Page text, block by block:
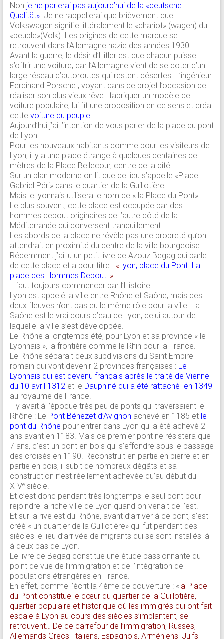
Non je ne parlerai pas aujourd’hui de la «deutsche
Qualität». Je ne rappellerai que brièvement que
Volkswagen signifie littéralement le «chariot» (wagen) du
«peuple»(Volk). Les origines de cette marque se
retrouvent dans l’Allemagne nazie des années 1930 .
Avant la guerre, le désir d’Hitler est que chacun puisse
s’offrir une voiture, car l’Allemagne vient de se doter d’un
large réseau d’autoroutes qui restent désertes. L’ingénieur
Ferdinand Porsche , voyant dans ce projet l’occasion de
réaliser son plus vieux rêve : fabriquer un modèle de
voiture populaire, lui fit une proposition en ce sens et créa
cette voiture du peuple.
Aujourd’hui j’ai l’intention de vous parler de la place du pont
de Lyon.
Pour les nouveaux habitants comme pour les visiteurs de
Lyon, il y a une place étrange à quelques centaines de
mètres de la Place Bellecour, centre de la cité.
Sur un plan moderne on lit que ce lieu s’appelle «Place
Gabriel Péri» dans le quartier de la Guillotière.
Mais le lyonnais utilisera le nom de « la Place du Pont».
Le plus souvent, cette place est occupée par des
hommes debout originaires de l’autre côté de la
Méditerranée qui conversent tranquillement.
Les abords de la place ne révèle pas une propreté qu’on
attendrait en proximité du centre de la ville bourgeoise.
Récemment j’ai lu un petit livre de Azouz Begag qui parle
de cette place et a pour titre
«Lyon, place du Pont. La
place des Hommes Debout !»
Il faut toujours commencer par l’Histoire.
Lyon est appelé la ville entre Rhône et Saône, mais ces
deux fleuves n’ont pas eu le même rôle pour la ville. La
Saône est le vrai cours d’eau de Lyon, celui autour de
laquelle la ville s’est développée.
Le Rhône a longtemps été, pour Lyon et sa province « le
Lyonnais », la frontière comme le Rhin pour la France.
Le Rhône séparait deux subdivisions du Saint Empire
romain qui vont devenir 2 provinces françaises : Le
Lyonnais qui est devenu français après le traité de Vienne
du 10 avril 1312 et le Dauphiné qui a été rattaché en 1349
au royaume de France.
Il y avait à l’époque très peu de ponts qui traversaient le
Rhône : Le Pont Bénezet d’Avignon achevé en 1185 et le
pont du Rhône pour entrer dans Lyon qui a été achevé 2
ans avant en 1183. Mais ce premier pont ne résistera que
7 ans, c’est un pont en bois qui s’effondre sous le passage
des croisés en 1190. Reconstruit en partie en pierre et en
partie en bois, il subit de nombreux dégâts et sa
construction n’est réellement achevée qu’au début du
XIVesiècle.
Et c’est donc pendant très longtemps le seul pont pour
rejoindre la riche ville de Lyon quand on venait de l’est.
Et sur la rive est du Rhône, avant d’arriver à ce pont, s’est
créé « un quartier de la Guillotière» qui fut pendant des
siècles le lieu d’arrivée de migrants qui se sont installés là
à deux pas de Lyon.
Le livre de Begag constitue une étude passionnante du
point de vue de l’immigration et de l’intégration de
populations étrangères en France.
En effet, comme l’écrit la 4ème de couverture : «la Place
du Pont constitue le cœur du quartier de la Guillotière,
quartier populaire et historique où les immigrés qui ont fait
escale à Lyon au cours des siècles s’implantent, se
retrouvent… De ce carrefour de l’immigration, Russes,
Allemands Grecs, Italiens, Espagnols, Arméniens, Juifs,